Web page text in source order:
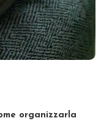
organizzarla